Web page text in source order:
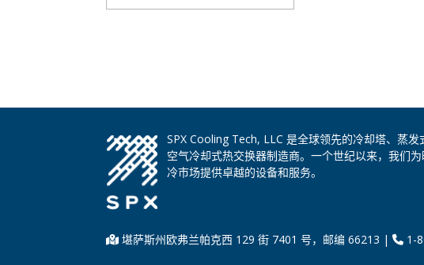
SPX Cooling Tech, LLC 是全球领先的冷却塔、蒸
空气冷却式热交换器制造商。一个世纪以来，我们
冷市场提供卓越的设备和服务。
堪萨斯州欧弗兰帕克西 129 街 7401 号，邮编 66213 | 1-